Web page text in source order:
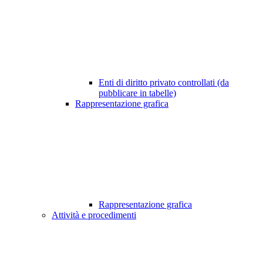
Enti di diritto privato controllati (da
pubblicare in tabelle)
Rappresentazione grafica
Rappresentazione grafica
Attività e procedimenti